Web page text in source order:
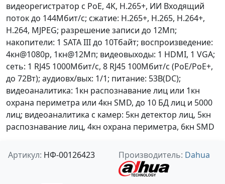
видеорегистратор с PoE, 4K, H.265+, ИИ Входящий
поток до 144Мбит/с; сжатие: H.265+, H.265, H.264+,
H.264, MJPEG; разрешение записи до 12Мп;
накопители: 1 SATA III до 10Тбайт; воспроизведение:
4кн@1080p, 1кн@12Мп; видеовыходы: 1 HDMI, 1 VGA;
cеть: 1 RJ45 1000Мбит/с, 8 RJ45 100Мбит/с (PoE/PoE+,
до 72Вт); aудиовх/вых: 1/1; питание: 53В(DC);
видеоаналитика: 1кн распознавание лиц или 1кн
охрана периметра или 4кн SMD, до 10 БД лиц и 5000
лиц; видеоаналитика с камер: 5кн детектор лиц, 5кн
распознавание лиц, 4кн охрана периметра, 6кн SMD
Артикул: НФ-00126423 Производитель: Dahua